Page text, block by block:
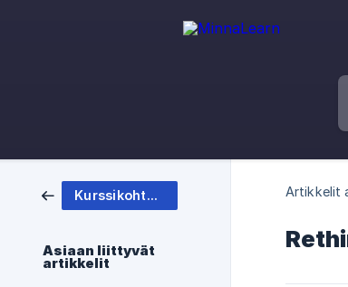
Kurssikohtaiset
Asiaan liittyvät
artikkelit
Artikkelit